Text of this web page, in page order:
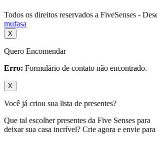
Todos os direitos reservados a FiveSenses -
mufasa
X
Quero Encomendar
Erro: Formulário de contato não encontrado.
X
Você já criou sua lista de presentes?
Que tal escolher presentes da Five Senses para
deixar sua casa incrível? Crie agora e envie